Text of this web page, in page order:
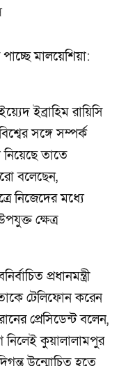
মালয়েশিয়া:
ইব্রাহিম রায়িসি
সঙ্গে সম্পর্ক
নিয়েছে তাতে
বলেছেন,
নিজেদের মধ্যে
ক্ষেত্র
প্রধানমন্ত্রী
টেলিফোন করেন
প্রেসিডেন্ট বলেন,
নিলেই কুয়ালালামপুর